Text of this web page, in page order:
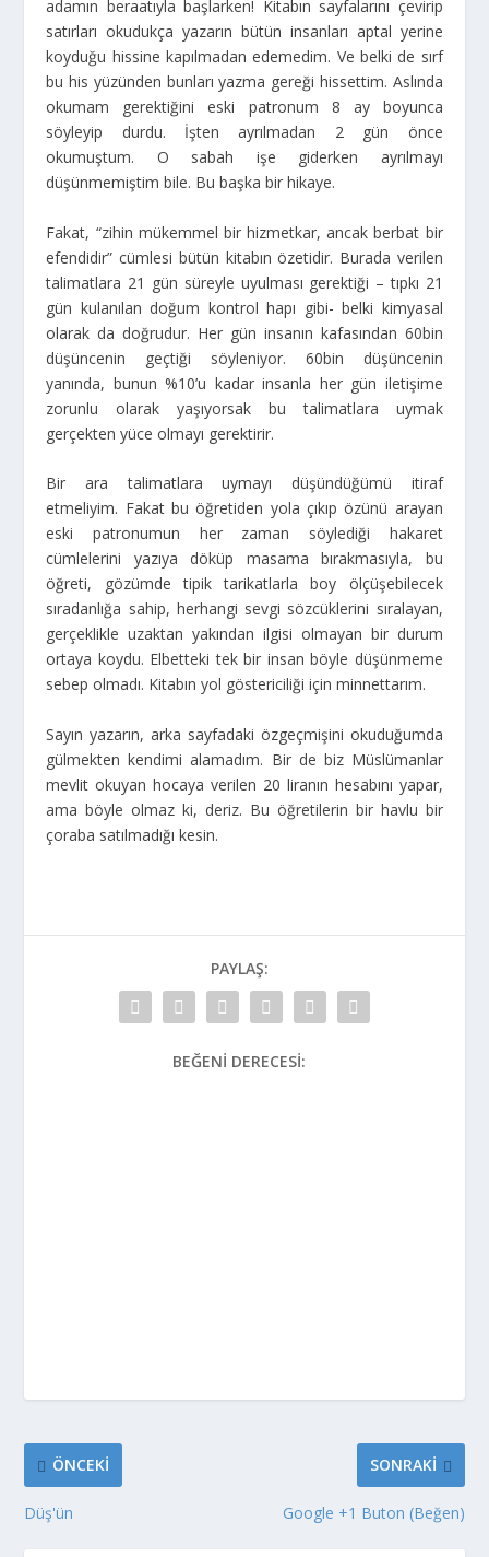
adamın beraatıyla başlarken! Kitabın sayfalarını çevirip
satırları okudukça yazarın bütün insanları aptal yerine
koyduğu hissine kapılmadan edemedim. Ve belki de sırf
bu his yüzünden bunları yazma gereği hissettim. Aslında
okumam gerektiğini eski patronum 8 ay boyunca
söyleyip durdu. İşten ayrılmadan 2 gün önce
okumuştum. O sabah işe giderken ayrılmayı
düşünmemiştim bile. Bu başka bir hikaye.
Fakat, “zihin mükemmel bir hizmetkar, ancak berbat bir
efendidir” cümlesi bütün kitabın özetidir. Burada verilen
talimatlara 21 gün süreyle uyulması gerektiği – tıpkı 21
gün kulanılan doğum kontrol hapı gibi- belki kimyasal
olarak da doğrudur. Her gün insanın kafasından 60bin
düşüncenin geçtiği söyleniyor. 60bin düşüncenin
yanında, bunun %10’u kadar insanla her gün iletişime
zorunlu olarak yaşıyorsak bu talimatlara uymak
gerçekten yüce olmayı gerektirir.
Bir ara talimatlara uymayı düşündüğümü itiraf
etmeliyim. Fakat bu öğretiden yola çıkıp özünü arayan
eski patronumun her zaman söylediği hakaret
cümlelerini yazıya döküp masama bırakmasıyla, bu
öğreti, gözümde tipik tarikatlarla boy ölçüşebilecek
sıradanlığa sahip, herhangi sevgi sözcüklerini sıralayan,
gerçeklikle uzaktan yakından ilgisi olmayan bir durum
ortaya koydu. Elbetteki tek bir insan böyle düşünmeme
sebep olmadı. Kitabın yol göstericiliği için minnettarım.
Sayın yazarın, arka sayfadaki özgeçmişini okuduğumda
gülmekten kendimi alamadım. Bir de biz Müslümanlar
mevlit okuyan hocaya verilen 20 liranın hesabını yapar,
ama böyle olmaz ki, deriz. Bu öğretilerin bir havlu bir
çoraba satılmadığı kesin.
PAYLAŞ:
BEĞENI DERECESI:
ÖNCEKI
Düş'ün
SONRAKI
Google +1 Buton (Beğen)